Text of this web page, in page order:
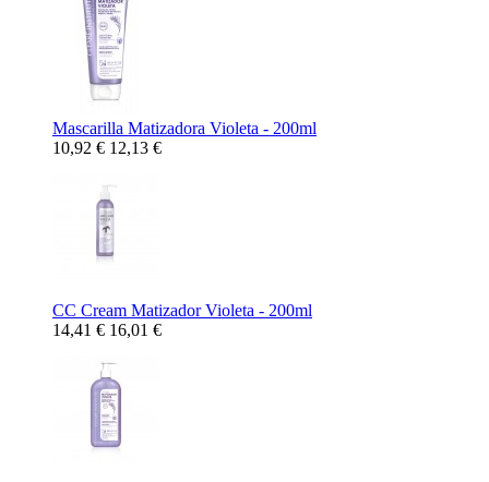
Mascarilla Matizadora Violeta - 200ml
10,92 € 12,13 €
CC Cream Matizador Violeta - 200ml
14,41 € 16,01 €